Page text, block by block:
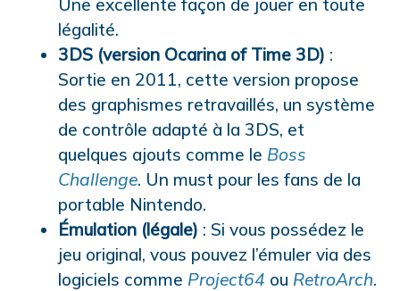
Une excellente façon de jouer en toute
légalité.
3DS (version Ocarina of Time 3D) :
Sortie en 2011, cette version propose
des graphismes retravaillés, un système
de contrôle adapté à la 3DS, et
quelques ajouts comme le Boss
Challenge. Un must pour les fans de la
portable Nintendo.
Émulation (légale) : Si vous possédez le
jeu original, vous pouvez l’émuler via des
logiciels comme Project64 ou RetroArch.